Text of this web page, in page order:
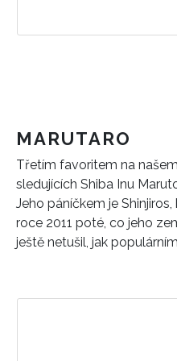
MARUTARO
Třetím favoritem na
sledujících Shiba Inu
Jeho páníčkem je
roce 2011 poté, co jeho
ještě netušil, jak